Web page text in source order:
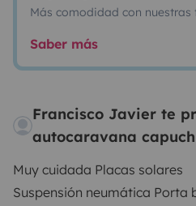
Más comodidad con
Saber más
Francisco Javier te
autocaravana
Muy cuidada Placas solares
Suspensión neumática Porta bicis Toldo Y todo